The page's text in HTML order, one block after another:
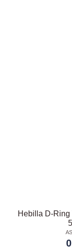
Hebilla D-